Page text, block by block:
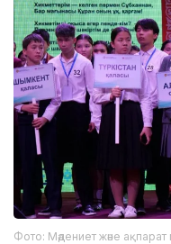
Фото: Мәдениет және ақпарат